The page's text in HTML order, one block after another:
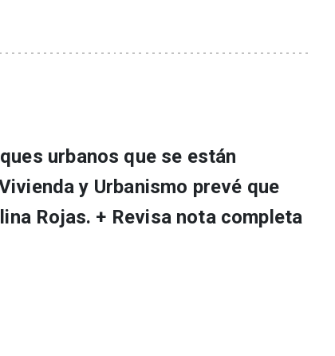
urbanos que se están
y Urbanismo prevé que
Rojas. + Revisa nota completa